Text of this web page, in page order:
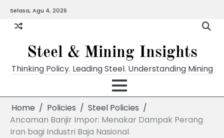
content
Selasa, Agu 4, 2026
Steel & Mining Insights
Thinking Policy. Leading Steel. Understanding Mining
Home Policies
Steel Policies
Ancaman Banjir Impor: Menakar Dampak Perang
Iran bagi Industri Baja Nasional